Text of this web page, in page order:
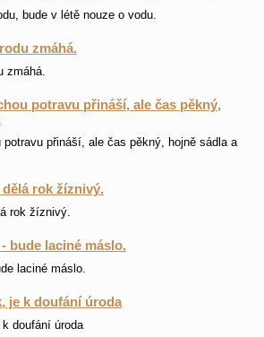
bude v létě nouze o vodu.
zmáhá.
zmáhá.
potravu přináší, ale čas pěkný,
přináší, ale čas pěkný, hojně sádla a
rok žíznivý.
rok žíznivý.
bude laciné máslo.
laciné máslo.
je k doufání úroda
doufání úroda